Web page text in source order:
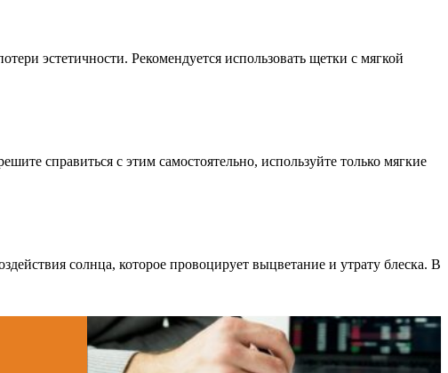
эстетичности. Рекомендуется использовать щетки с мягкой
справиться с этим самостоятельно, используйте только мягкие
солнца, которое провоцирует выцветание и утрату блеска. В